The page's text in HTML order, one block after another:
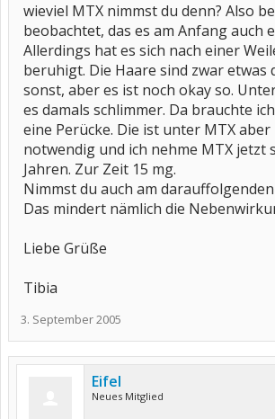
wieviel MTX nimmst du denn? Also
beobachtet, das es am Anfang auch
Allerdings hat es sich nach einer
beruhigt. Die Haare sind zwar etwas
sonst, aber es ist noch okay so.
es damals schlimmer. Da brauchte
eine Perücke. Die ist unter MTX
notwendig und ich nehme MTX jetzt
Jahren. Zur Zeit 15 mg.
Nimmst du auch am
Das mindert nämlich die
Liebe Grüße
Tibia
3. September 2005
Eifel
Neues Mitglied